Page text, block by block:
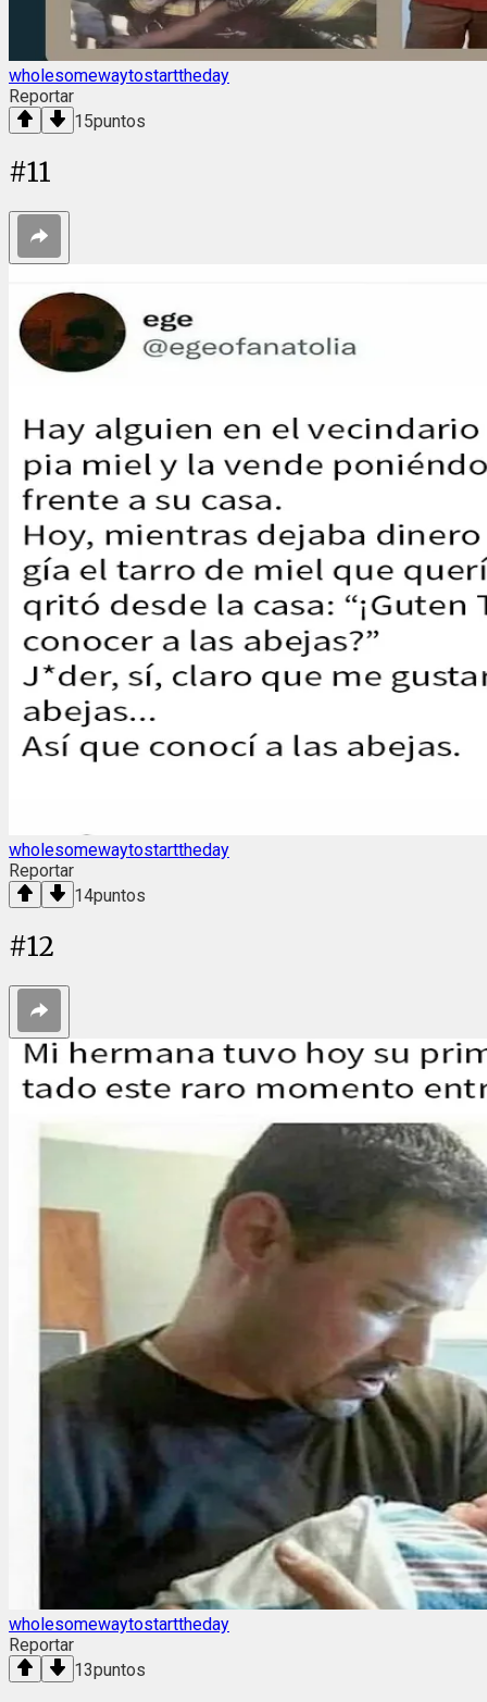
wholesomewaytostarttheday
Reportar
15puntos
#11
wholesomewaytostarttheday
Reportar
14puntos
#12
wholesomewaytostarttheday
Reportar
13puntos